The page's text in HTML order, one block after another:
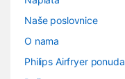
Naše poslovnice
O nama
Philips Airfryer ponuda